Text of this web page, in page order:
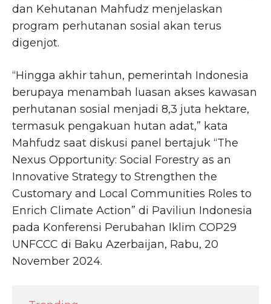
dan Kehutanan Mahfudz menjelaskan
program perhutanan sosial akan terus
digenjot.
“Hingga akhir tahun, pemerintah Indonesia
berupaya menambah luasan akses kawasan
perhutanan sosial menjadi 8,3 juta hektare,
termasuk pengakuan hutan adat,” kata
Mahfudz saat diskusi panel bertajuk “The
Nexus Opportunity: Social Forestry as an
Innovative Strategy to Strengthen the
Customary and Local Communities Roles to
Enrich Climate Action” di Paviliun Indonesia
pada Konferensi Perubahan Iklim COP29
UNFCCC di Baku Azerbaijan, Rabu, 20
November 2024.